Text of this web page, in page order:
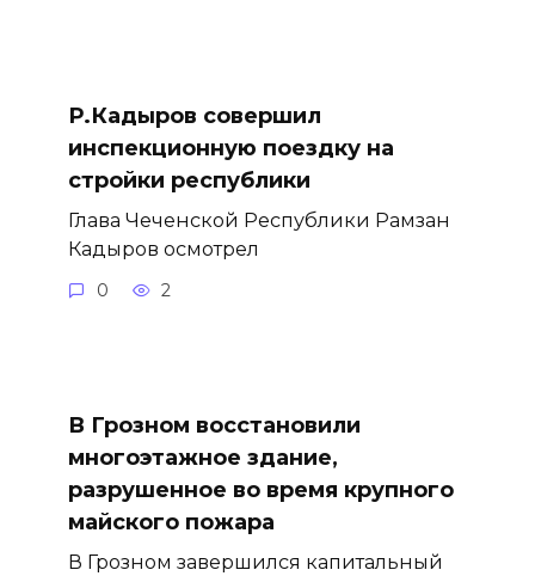
Р.Кадыров совершил
инспекционную поездку на
стройки республики
Глава Чеченской Республики Рамзан
Кадыров осмотрел
0 2
В Грозном восстановили
многоэтажное здание,
разрушенное во время крупного
майского пожара
В Грозном завершился капитальный